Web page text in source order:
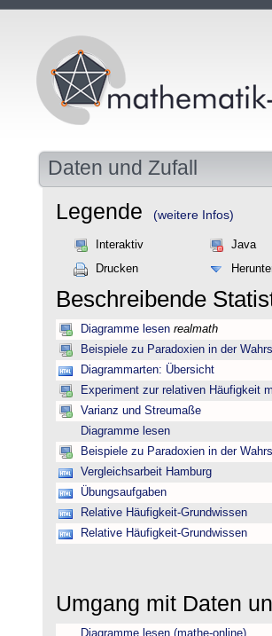
Daten und Zufall
Legende (weitere Infos)
Interaktiv Java
Drucken
Beschreibende
Diagramme lesen realmath
Beispiele zu Paradoxien in der
Diagrammarten: Übersicht
Experiment zur relativen Häufigkeit
Varianz und Streumaße
Diagramme lesen
Beispiele zu Paradoxien in der
Vergleichsarbeit Hamburg
Übungsaufgaben
Relative Häufigkeit-Grundwissen
Relative Häufigkeit-Grundwissen
Umgang mit Daten
Diagramme lesen (mathe-online)